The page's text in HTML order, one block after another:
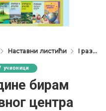
Наставни листићи I разред
учионици
бирам
центра